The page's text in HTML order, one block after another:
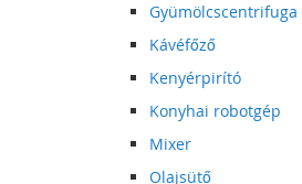
Gyümölcscentrifuga
Kávéfőző
Kenyérpirító
Konyhai robotgép
Mixer
Olajsütő